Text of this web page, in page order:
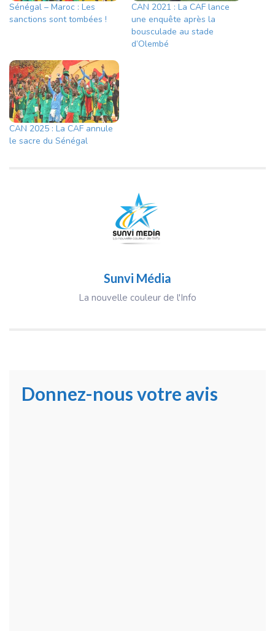
Sénégal – Maroc : Les
sanctions sont tombées !
CAN 2021 : La CAF lance
une enquête après la
bousculade au stade
d’Olembé
CAN 2025 : La CAF annule
le sacre du Sénégal
Sunvi Média
La nouvelle couleur de l'Info
Donnez-nous votre avis